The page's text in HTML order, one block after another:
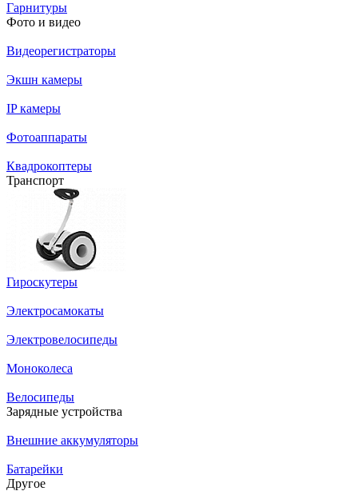
Гарнитуры
Фото и видео
Видеорегистраторы
Экшн камеры
IP камеры
Фотоаппараты
Квадрокоптеры
Транспорт
Гироскутеры
Электросамокаты
Электровелосипеды
Моноколеса
Велосипеды
Зарядные устройства
Внешние аккумуляторы
Батарейки
Другое